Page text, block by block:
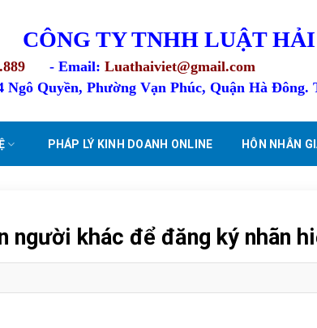
CÔNG TY TNHH LUẬT
- Email: Luathaiviet@gmail.com
Ngô Quyền, Phường Vạn Phúc, Quận Hà Đông.
PHÁP LÝ KINH DOANH ONLINE HÔN NHÂN
người khác để đăng ký nhãn